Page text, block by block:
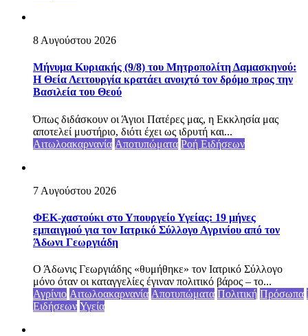
8 Αυγούστου 2026
Μήνυμα Κυριακής (9/8) του Μητροπολίτη Δαμασκηνού:
Η Θεία Λειτουργία κρατάει ανοιχτό τον δρόμο προς την
Βασιλεία του Θεού
Όπως διδάσκουν οι Άγιοι Πατέρες μας, η Εκκλησία μας
αποτελεί μυστήριο, διότι έχει ως ιδρυτή και...
Αιτωλοακαρνανία Αποτυπώματα Ροή Ειδήσεων
7 Αυγούστου 2026
ΦΕΚ-χαστούκι στο Υπουργείο Υγείας: 19 μήνες
εμπαιγμού για τον Ιατρικό Σύλλογο Αγρινίου από τον
Άδωνι Γεωργιάδη
Ο Άδωνις Γεωργιάδης «θυμήθηκε» τον Ιατρικό Σύλλογο
μόνο όταν οι καταγγελίες έγιναν πολιτικό βάρος – το...
Αγρίνιο Αιτωλοακαρνανία Αποτυπώματα Πολιτική Πρόσωπα
Ειδήσεων Υγεία